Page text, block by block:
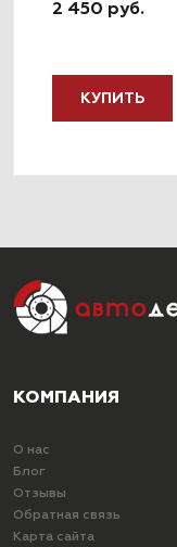
2 450 руб.
КУПИТЬ
КОМПАНИЯ
О нас
Блог
Отзывы
Обратная связь
Карта сайта